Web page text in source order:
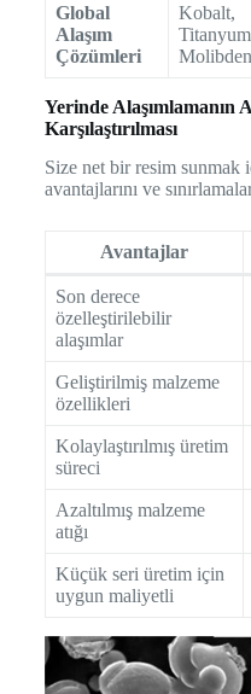
Global
Alaşım
Çözümleri
Kobalt,
Molibden
Yerinde Alaşımlamanın
Karşılaştırılması
Size net bir resim sunmak
avantajlarını ve
Avantajlar
Son derece
özelleştirilebilir
alaşımlar
Geliştirilmiş malzeme
özellikleri
Kolaylaştırılmış üretim
süreci
Azaltılmış malzeme
atığı
Küçük seri üretim için
uygun maliyetli